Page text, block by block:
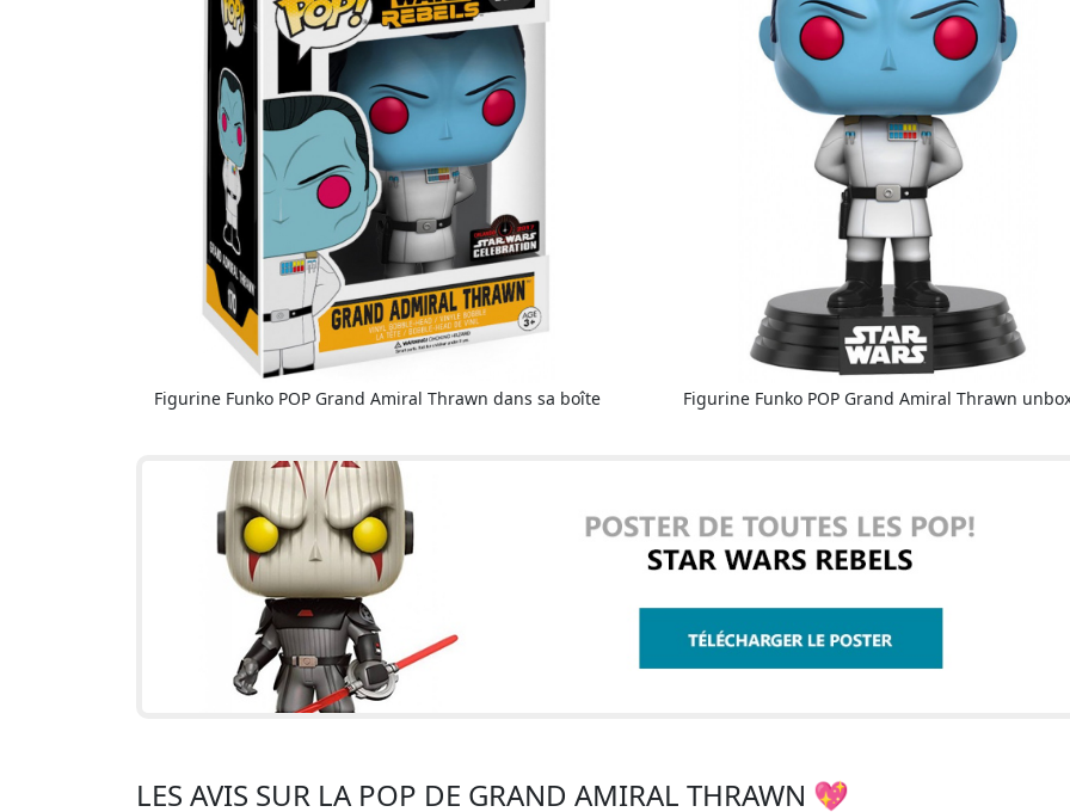
Figurine Funko POP Grand Amiral Thrawn dans sa boîte Figurine Funko POP Grand Amiral Thrawn
LES AVIS SUR LA POP DE GRAND AMIRAL THRAWN 💖